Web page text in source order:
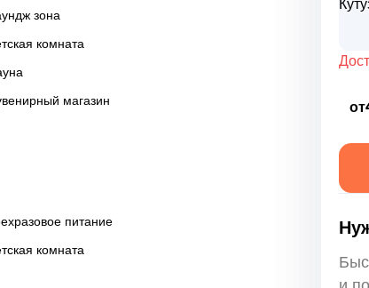
зона
комната
магазин
питание
комната
от